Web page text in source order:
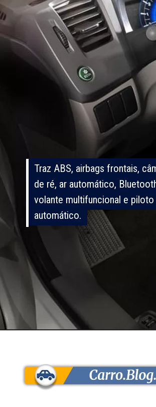
Traz ABS, airbags frontais,
de ré, ar automático,
volante multifuncional e piloto
automático.
Traz ABS, airbags frontais,
de ré, ar automático,
volante multifuncional e piloto
automático.